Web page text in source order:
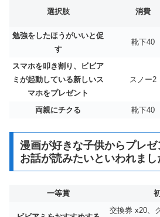
選択肢 消費
勉強をしたほうがいいと促
す
靴下40
スマホを叩き割り、ビビア
ミが起動している新しいス
マホをプレゼント
スノー2
両親にチクる 靴下40
漫画が好きな子供からプレ
お話が読みたいといわれまし
一等賞
交換券 x20、